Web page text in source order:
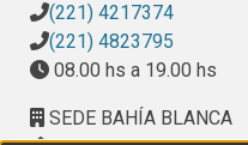
(221) 4217374
(221) 4823795
08.00 hs a 19.00 hs
SEDE BAHÍA BLANCA